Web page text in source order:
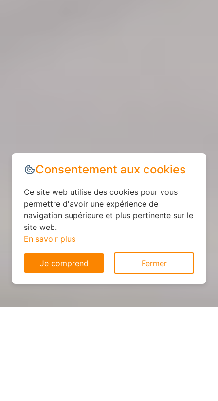
Consentement aux cookies
Ce site web utilise des cookies pour vous
permettre d'avoir une expérience de
navigation supérieure et plus pertinente sur le
site web.
En savoir plus
Je comprend Fermer